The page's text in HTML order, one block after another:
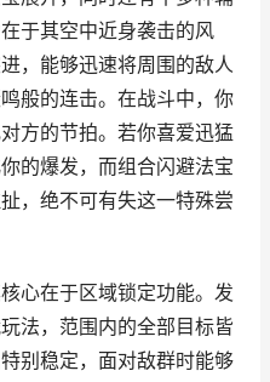
于其空中近身袭击的风
，能够迅速将周围的敌人
般的连击。在战斗中，你
方的节拍。若你喜爱迅猛
的爆发，而组合闪避法宝
，绝不可有失这一特殊尝
心在于区域锁定功能。发
法，范围内的全部目标皆
别稳定，面对敌群时能够